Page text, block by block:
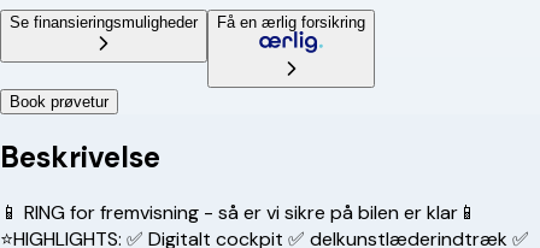
Se finansieringsmuligheder Få en ærlig forsikring
Book prøvetur
Beskrivelse
📱 RING for fremvisning - så er vi sikre på bilen er klar📱
⭐️HIGHLIGHTS: ✅ Digitalt cockpit ✅ delkunstlæderindtræk ✅